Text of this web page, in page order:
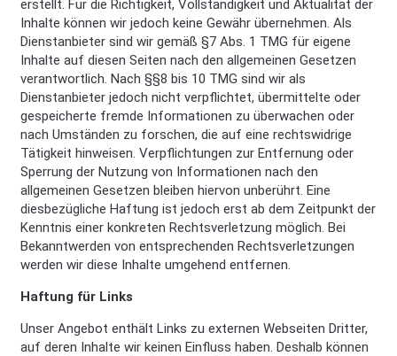
erstellt. Für die Richtigkeit, Vollständigkeit und Aktualität der
Inhalte können wir jedoch keine Gewähr übernehmen. Als
Dienstanbieter sind wir gemäß §7 Abs. 1 TMG für eigene
Inhalte auf diesen Seiten nach den allgemeinen Gesetzen
verantwortlich. Nach §§8 bis 10 TMG sind wir als
Dienstanbieter jedoch nicht verpflichtet, übermittelte oder
gespeicherte fremde Informationen zu überwachen oder
nach Umständen zu forschen, die auf eine rechtswidrige
Tätigkeit hinweisen. Verpflichtungen zur Entfernung oder
Sperrung der Nutzung von Informationen nach den
allgemeinen Gesetzen bleiben hiervon unberührt. Eine
diesbezügliche Haftung ist jedoch erst ab dem Zeitpunkt der
Kenntnis einer konkreten Rechtsverletzung möglich. Bei
Bekanntwerden von entsprechenden Rechtsverletzungen
werden wir diese Inhalte umgehend entfernen.
Haftung für Links
Unser Angebot enthält Links zu externen Webseiten Dritter,
auf deren Inhalte wir keinen Einfluss haben. Deshalb können